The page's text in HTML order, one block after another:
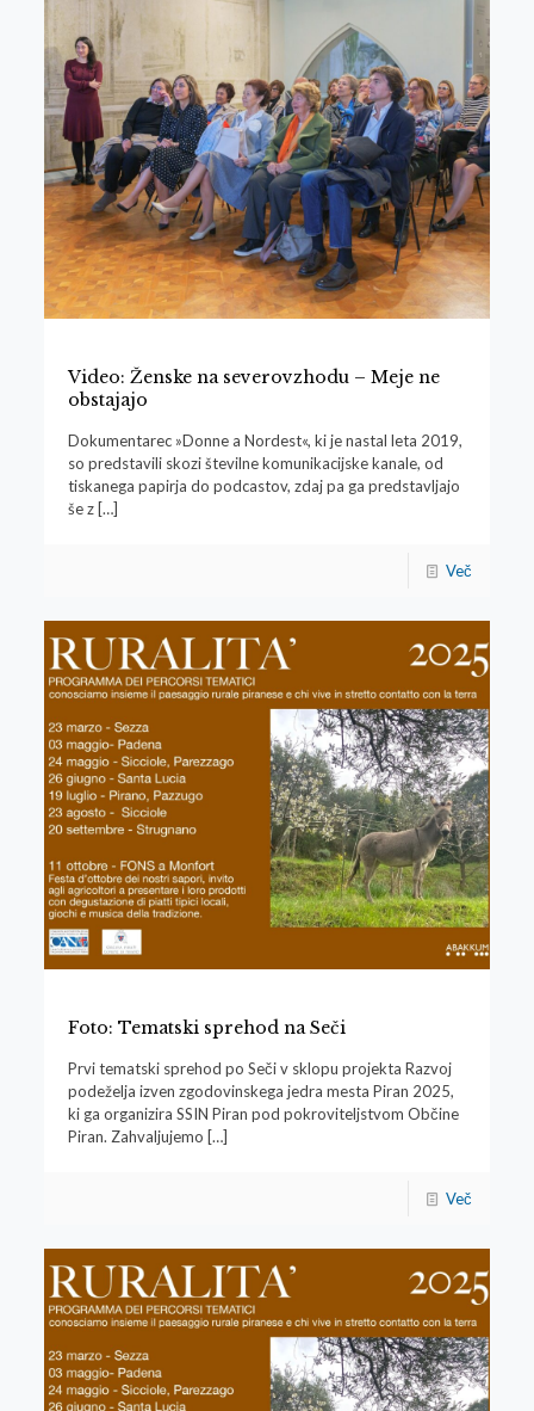
Video: Ženske na severovzhodu – Meje ne
obstajajo
Dokumentarec »Donne a Nordest«, ki je nastal leta 2019,
so predstavili skozi številne komunikacijske kanale, od
tiskanega papirja do podcastov, zdaj pa ga predstavljajo
še z[…]
Več
Foto: Tematski sprehod na Seči
Prvi tematski sprehod po Seči v sklopu projekta Razvoj
podeželja izven zgodovinskega jedra mesta Piran 2025,
ki ga organizira SSIN Piran pod pokroviteljstvom Občine
Piran. Zahvaljujemo […]
Več